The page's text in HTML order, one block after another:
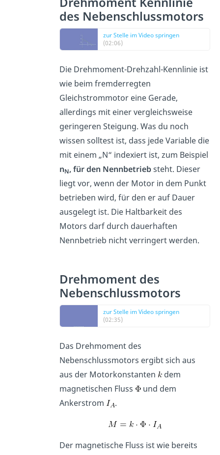
des Nebenschlussmotors
zur Stelle im Video springen
(02:06)
Die Drehmoment-Drehzahl-Kennlinie ist
wie beim fremderregten
Gleichstrommotor eine Gerade,
allerdings mit einer vergleichsweise
geringeren Steigung. Was du noch
wissen solltest ist, dass jede Variable die
mit einem „N“ indexiert ist, zum Beispiel
nN, für den Nennbetriebsteht. Dieser
liegt vor, wenn der Motor in dem Punkt
betrieben wird, für den er auf Dauer
ausgelegt ist. Die Haltbarkeit des
Motors darf durch dauerhaften
Nennbetrieb nicht verringert werden.
Drehmoment des
Nebenschlussmotors
zur Stelle im Video springen
(02:35)
Das Drehmoment des
Nebenschlussmotors ergibt sich aus
aus der Motorkonstanten
dem
magnetischen Fluss
und dem
Ankerstrom
.
Der magnetische Fluss ist wie bereits